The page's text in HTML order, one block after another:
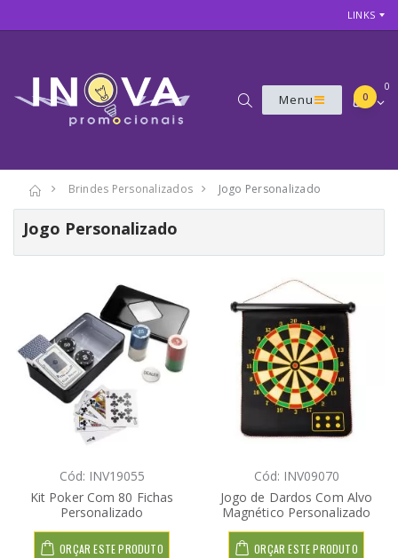
LINKS
Menu
0
0
Brindes Personalizados Jogo Personalizado
Jogo Personalizado
Cód: INV19055
Kit Poker Com 80 Fichas
Personalizado
ORÇAR ESTE PRODUTO
Cód: INV09070
Jogo de Dardos Com Alvo
Magnético Personalizado
ORÇAR ESTE PRODUTO